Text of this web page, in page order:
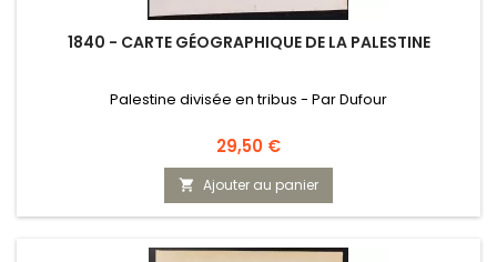
1840 - CARTE GÉOGRAPHIQUE DE LA PALESTINE
Palestine divisée en tribus - Par Dufour
Prix
29,50 €
 Ajouter au panier